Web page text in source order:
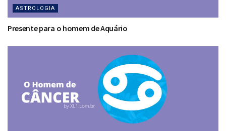
ASTROLOGIA
Presente para o homem de Aquário